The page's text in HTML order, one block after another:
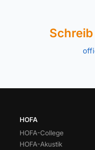
HOFA
HOFA-College
HOFA-Akustik